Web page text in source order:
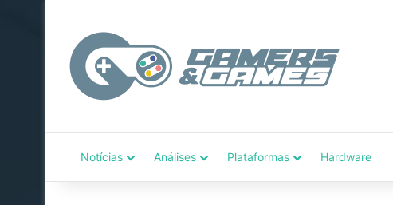
Notícias Análises Plataformas Hardware